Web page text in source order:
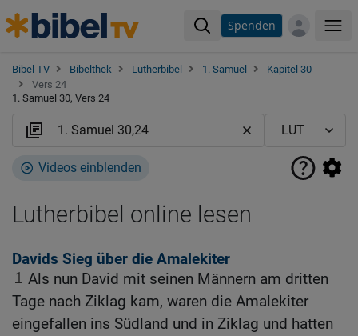
Spenden
Bibel TV Bibelthek Lutherbibel 1. Samuel
Kapitel 30
Vers 24
1. Samuel 30, Vers 24
Videos einblenden
Lutherbibel online lesen
Davids Sieg über die Amalekiter
1 Als nun David mit seinen Männern am dritten
Tage nach Ziklag kam, waren die Amalekiter
eingefallen ins Südland und in Ziklag und hatten